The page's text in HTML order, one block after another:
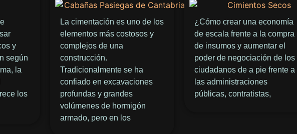
y
según
la
los
La cimentación es uno de los
elementos más costosos y
complejos de una
construcción.
Tradicionalmente se ha
confiado en excavaciones
profundas y grandes
volúmenes de hormigón
armado, pero en los
¿Cómo crear una economía
de escala frente a la compra
de insumos y aumentar el
poder de negociación de los
ciudadanos de a pie frente a
las administraciones
públicas, contratistas,